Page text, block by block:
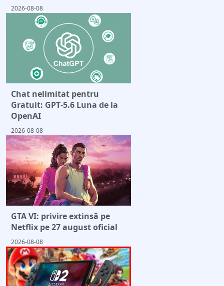
2026-08-08
Chat nelimitat pentru
Gratuit: GPT‑5.6 Luna de la
OpenAI
2026-08-08
GTA VI: privire extinsă pe
Netflix pe 27 august oficial
2026-08-08